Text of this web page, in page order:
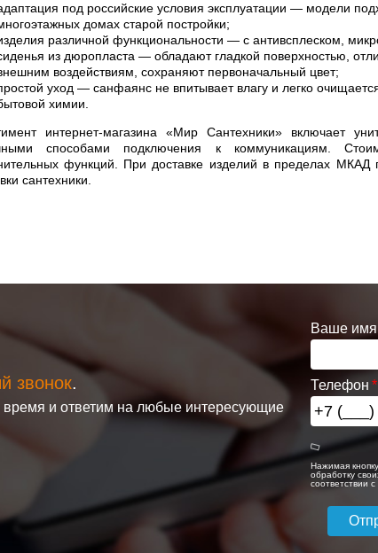
под российские условия эксплуатации — модели
домах старой постройки;
различной функциональности — с антивсплеском,
из дюропласта — обладают гладкой поверхностью,
воздействиям, сохраняют первоначальный цвет;
уход — санфаянс не впитывает влагу и легко
химии.
интернет-магазина «Мир Сантехники» включает
способами подключения к коммуникациям.
функций. При доставке изделий в пределах МКАД
сантехники.
звонок.
и ответим на любые интересующие
Ваше имя
Телефон
Нажимая
обработку
соответствии с